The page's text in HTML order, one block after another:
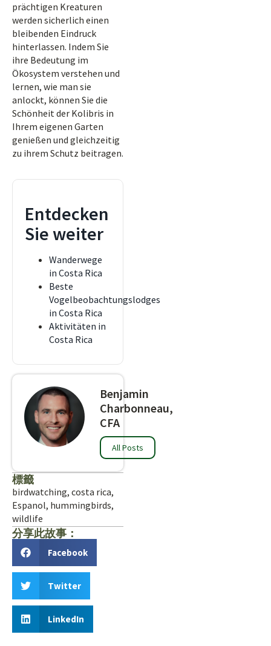
prächtigen Kreaturen
werden sicherlich einen
bleibenden Eindruck
hinterlassen. Indem Sie
ihre Bedeutung im
Ökosystem verstehen und
lernen, wie man sie
anlockt, können Sie die
Schönheit der Kolibris in
Ihrem eigenen Garten
genießen und gleichzeitig
zu ihrem Schutz beitragen.
Entdecken
Sie weiter
Wanderwege
in Costa Rica
Beste
Vogelbeobachtungslodges
in Costa Rica
Aktivitäten in
Costa Rica
Benjamin
Charbonneau,
CFA
All Posts
標籤
birdwatching, costa rica,
Espanol, hummingbirds,
wildlife
分享此故事：
Facebook
Twitter
LinkedIn